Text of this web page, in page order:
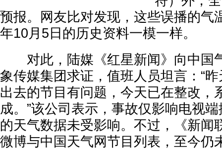
预报。网友比对发现，这些误播的气
年10月5日的历史资料一模一样。
对此，陆媒《红星新闻》向中国
象传媒集团求证，值班人员坦言：“
出去的节目有问题，今天已在整改，
成。”该公司表示，事故仅影响电视
的天气数据未受影响。不过，《新闻
微博与中国天气网节目列表，至今仍